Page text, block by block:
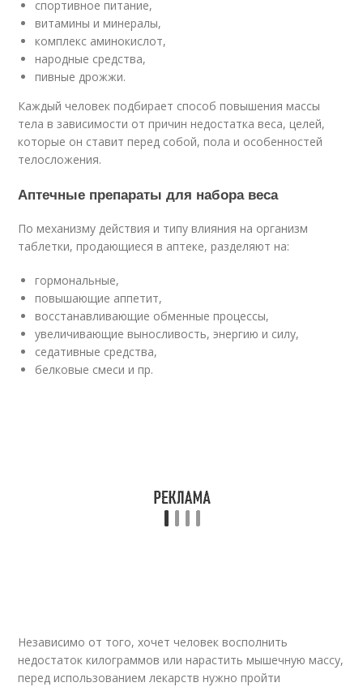
спортивное питание,
витамины и минералы,
комплекс аминокислот,
народные средства,
пивные дрожжи.
Каждый человек подбирает способ повышения массы
тела в зависимости от причин недостатка веса, целей,
которые он ставит перед собой, пола и особенностей
телосложения.
Аптечные препараты для набора веса
По механизму действия и типу влияния на организм
таблетки, продающиеся в аптеке, разделяют на:
гормональные,
повышающие аппетит,
восстанавливающие обменные процессы,
увеличивающие выносливость, энергию и силу,
седативные средства,
белковые смеси и пр.
Независимо от того, хочет человек восполнить
недостаток килограммов или нарастить мышечную массу,
перед использованием лекарств нужно пройти